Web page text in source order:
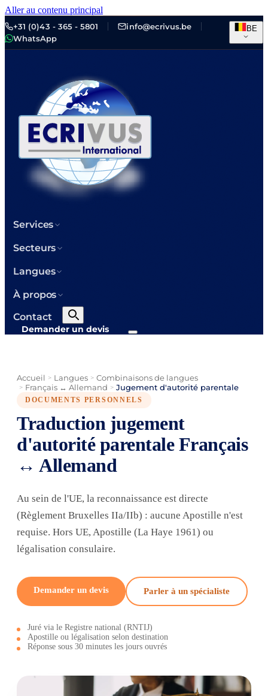
Aller au contenu principal
+31 (0)43 - 365 - 5801
info@ecrivus.be
WhatsApp
BE
Services
Secteurs
Langues
À propos
Contact
Demander un devis
Accueil > Langues > Combinaisons de langues
> Français ↔ Allemand > Jugement d'autorité parentale
DOCUMENTS PERSONNELS
Traduction jugement
d'autorité parentale Français
↔ Allemand
Au sein de l'UE, la reconnaissance est directe
(Règlement Bruxelles IIa/IIb) : aucune Apostille n'est
requise. Hors UE, Apostille (La Haye 1961) ou
légalisation consulaire.
Demander un devis Parler à un spécialiste
Juré via le Registre national (RNTIJ)
Apostille ou légalisation selon destination
Réponse sous 30 minutes les jours ouvrés